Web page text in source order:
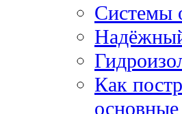
Системы
Как